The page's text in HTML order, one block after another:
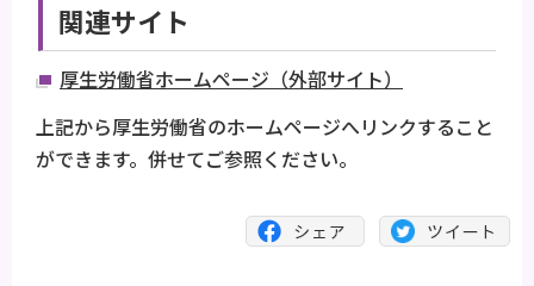
関連サイト
厚生労働省ホームページ（外部サイト）
上記から厚生労働省のホームページへリンクすること
ができます。併せてご参照ください。